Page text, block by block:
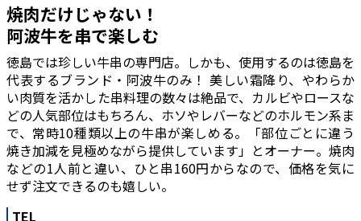
焼肉だけじゃない！
阿波牛を串で楽しむ
徳島では珍しい牛串の専門店。しかも、使用するのは徳島を
代表するブランド・阿波牛のみ！ 美しい霜降り、やわらか
い肉質を活かした串料理の数々は絶品で、カルビやロースな
どの人気部位はもちろん、ホソやレバーなどのホルモン系ま
で、常時10種類以上の牛串が楽しめる。「部位ごとに違う
焼き加減を見極めながら提供しています」とオーナー。焼肉
などの1人前と違い、ひと串160円からなので、価格を気に
せず注文できるのも嬉しい。
TEL